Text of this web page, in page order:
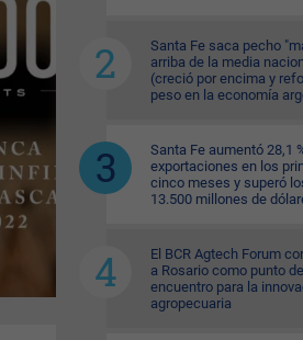
Santa Fe saca pecho
arriba de la media
(creció por encima y
peso en la economía
Santa Fe aumentó 28,1
exportaciones en los
cinco meses y superó
13.500 millones de
El BCR Agtech Forum
a Rosario como punto de
encuentro para la
agropecuaria